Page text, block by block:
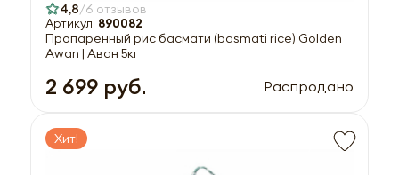
4,8 6 отзывов
Артикул: 890082
Пропаренный рис басмати (basmati rice) Golden
Awan | Аван 5кг
2 699 руб. Распродано
Хит!